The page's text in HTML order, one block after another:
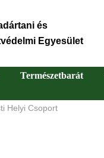
és
Egyesület
Természetbarát
Helyi Csoport